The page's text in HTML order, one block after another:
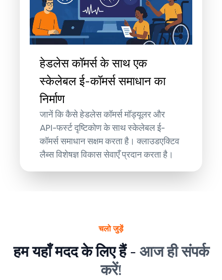
हेडलेस कॉमर्स के साथ एक
स्केलेबल ई-कॉमर्स समाधान का
निर्माण
जानें कि कैसे हेडलेस कॉमर्स मॉड्यूलर और
API-फर्स्ट दृष्टिकोण के साथ स्केलेबल ई-
कॉमर्स समाधान सक्षम करता है। क्लाउडएक्टिव
लैब्स विशेषज्ञ विकास सेवाएँ प्रदान करता है।
चलो जुड़ें
हम यहाँ मदद के लिए हैं - आज ही संपर्क
करें!